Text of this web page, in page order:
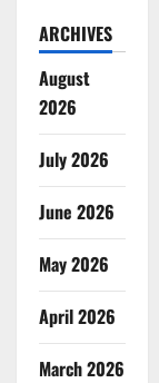
ARCHIVES
August
2026
July 2026
June 2026
May 2026
April 2026
March 2026